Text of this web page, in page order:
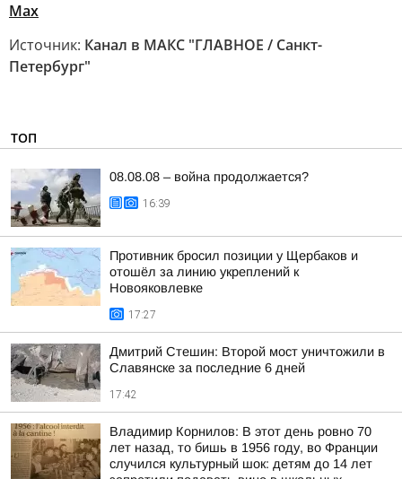
Max
Источник: Канал в МАКС "ГЛАВНОЕ / Санкт-
Петербург"
ТОП
08.08.08 – война продолжается?
16:39
Противник бросил позиции у Щербаков и
отошёл за линию укреплений к
Новояковлевке
17:27
Дмитрий Стешин: Второй мост уничтожили в
Славянске за последние 6 дней
17:42
Владимир Корнилов: В этот день ровно 70
лет назад, то бишь в 1956 году, во Франции
случился культурный шок: детям до 14 лет